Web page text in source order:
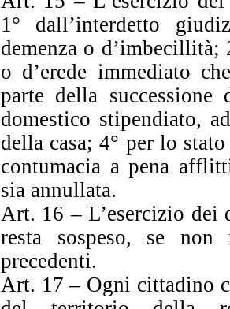
1° dall’interdetto
demenza o
o d’erede immediato
parte della
domestico stipendiato,
della casa; 4° per lo
contumacia a pena
sia annullata.
Art. 16 – L’esercizio
resta sospeso, se
precedenti.
Art. 17 – Ogni cittadino